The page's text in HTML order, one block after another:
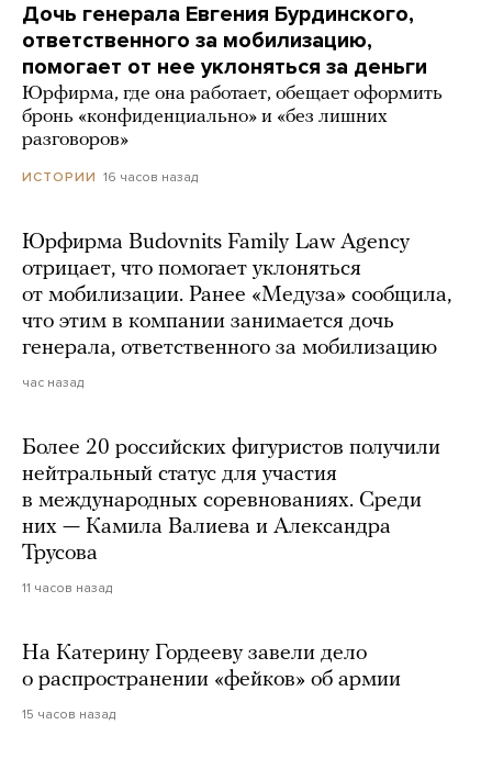
Дочь генерала Евгения Бурдинского,
ответственного за мобилизацию,
помогает от нее уклоняться за деньги
Юрфирма, где она работает, обещает оформить
бронь «конфиденциально» и «без лишних
разговоров»
ИСТОРИИ 16 часов назад
Юрфирма Budovnits Family Law Agency
отрицает, что помогает уклоняться
от мобилизации. Ранее «Медуза» сообщила,
что этим в компании занимается дочь
генерала, ответственного за мобилизацию
час назад
Более 20 российских фигуристов получили
нейтральный статус для участия
в международных соревнованиях. Среди
них — Камила Валиева и Александра
Трусова
11 часов назад
На Катерину Гордееву завели дело
о распространении «фейков» об армии
15 часов назад